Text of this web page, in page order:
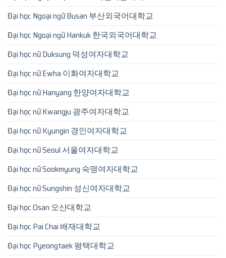
Đại học Ngoại ngữ Busan 부산외국어대학교
Đại học Ngoại ngữ Hankuk 한국외국어대학교
Đại học nữ Duksung 덕성여자대학교
Đại học nữ Ewha 이화여자대학교
Đại học nữ Hanyang 한양여자대학교
Đại học nữ Kwangju 광주여자대학교
Đại học nữ Kyungin 경인여자대학교
Đại học nữ Seoul 서울여자대학교
Đại học nữ Sookmyung 숙명여자대학교
Đại học nữ Sungshin 성신여자대학교
Đại học Osan 오산대학교
Đại học Pai Chai 배재대학교
Đại học Pyeongtaek 평택대학교